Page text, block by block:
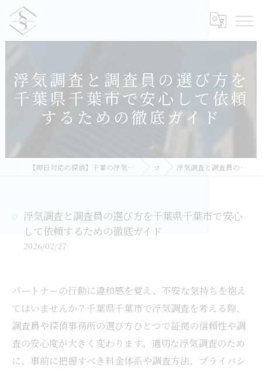
浮気調査と調査員の選び方を
千葉県千葉市で安心して依頼
するための徹底ガイド
【即日対応の探偵】千葉の浮気調査｜相談無料・比較しておすすめ／総合探偵社シークレットシャドー 千葉オフィス コラム 浮気調査と調査員の選び方を千葉県千葉市で安心して依頼するための徹底ガイド
浮気調査と調査員の選び方を千葉県千葉市で安心
して依頼するための徹底ガイド
2026/02/27
パートナーの行動に違和感を覚え、不安な気持ちを抱え
てはいませんか？千葉県千葉市で浮気調査を考える際、
調査員や探偵事務所の選び方ひとつで証拠の信頼性や調
査の安心度が大きく変わります。適切な浮気調査のため
に、事前に把握すべき料金体系や調査方法、プライバシ